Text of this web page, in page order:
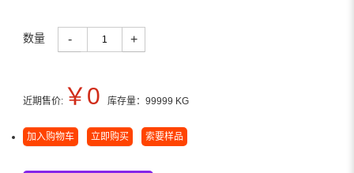
数量 - +
近期售价: ￥0 库存量： 99999 KG
加入购物车 立即购买 索要样品